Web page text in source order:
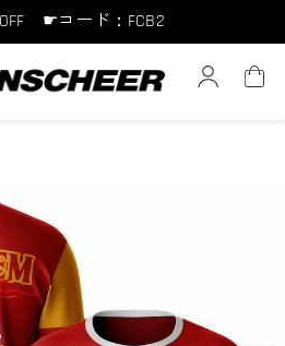
☛コード：FCB2
☛コード：FCB10